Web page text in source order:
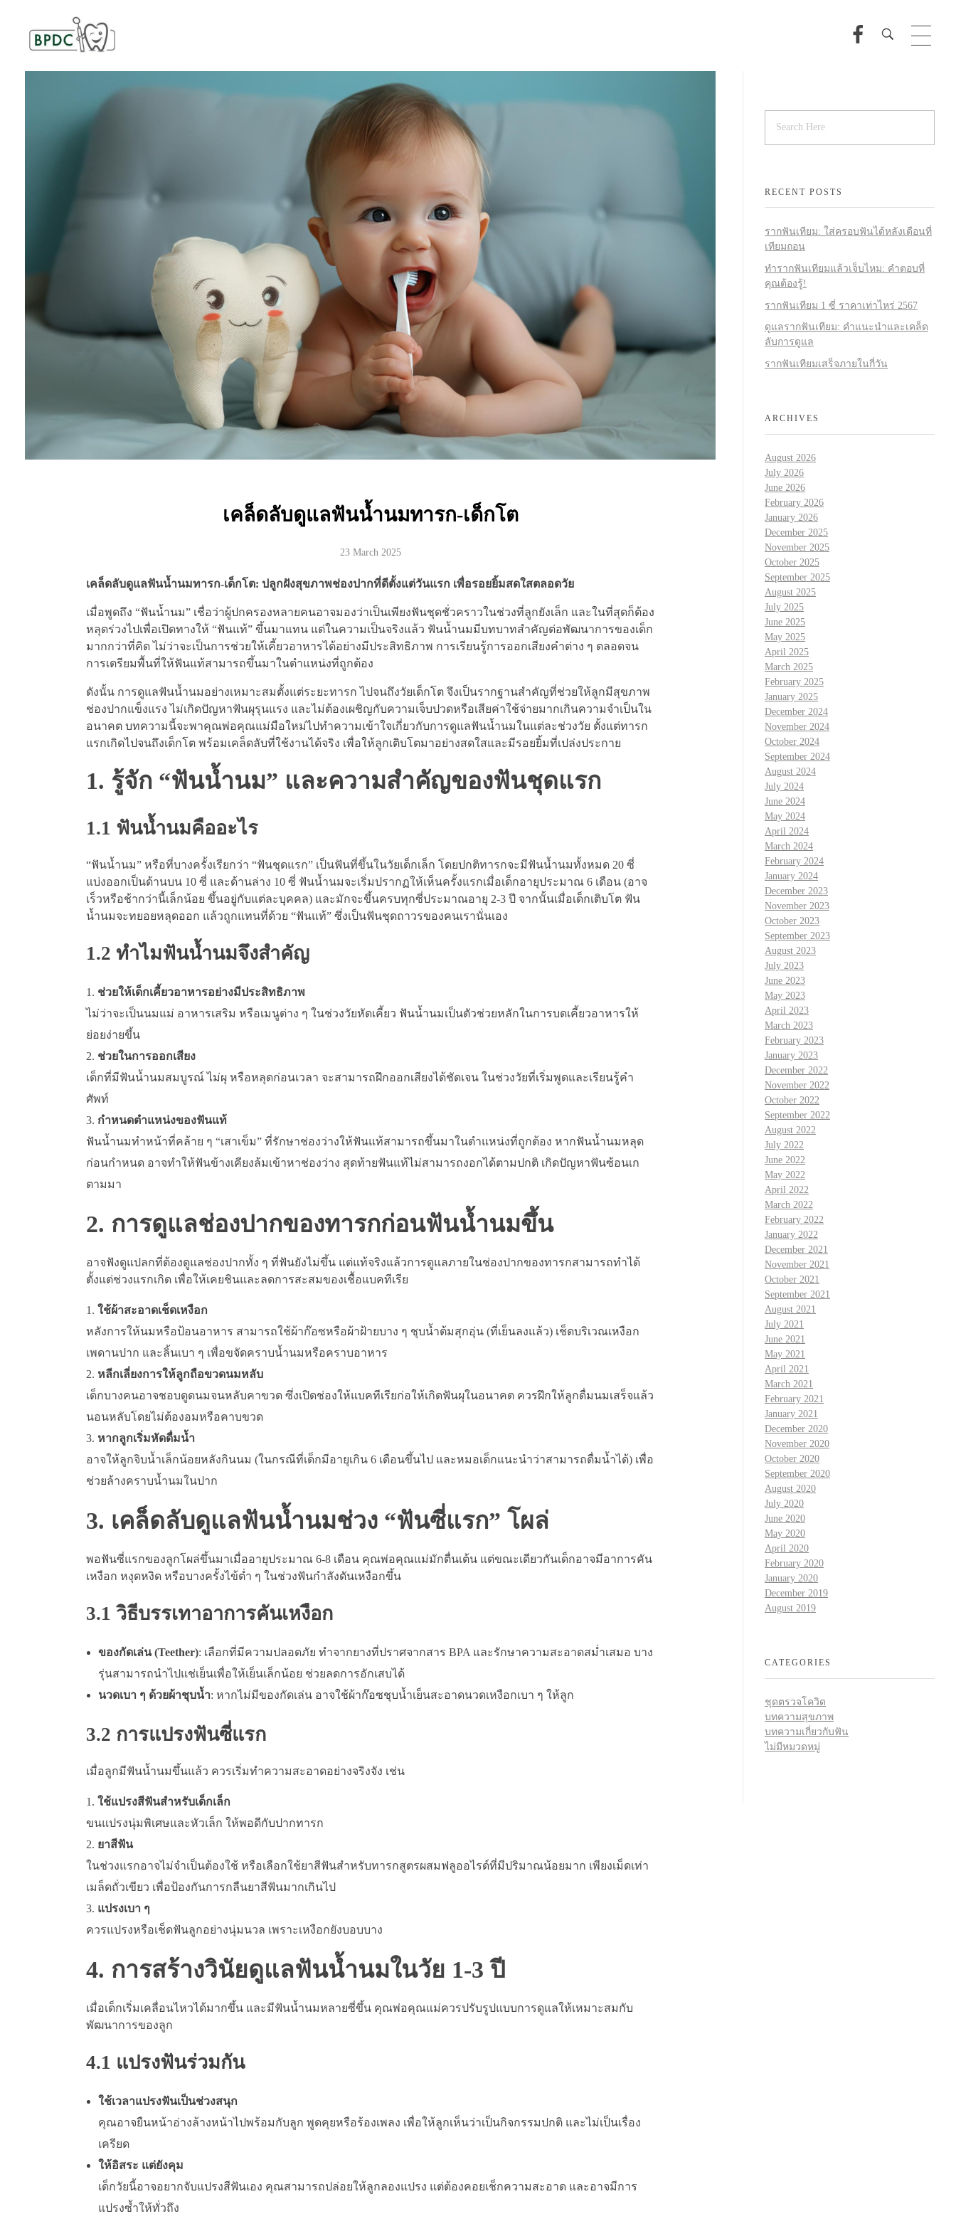
เคล็ดลับดูแลฟันน้ำนมทารก-เด็กโต
23 March 2025
เคล็ดลับดูแลฟันน้ำนมทารก-เด็กโต: ปลูกฝังสุขภาพช่องปากที่ดีตั้งแต่วันแรก เพื่อรอยยิ้มสดใสตลอดวัย
เมื่อพูดถึง “ฟันน้ำนม” เชื่อว่าผู้ปกครองหลายคนอาจมองว่าเป็นเพียงฟันชุดชั่วคราวในช่วงที่ลูกยังเล็ก และในที่สุดก็ต้อง
หลุดร่วงไปเพื่อเปิดทางให้ “ฟันแท้” ขึ้นมาแทน แต่ในความเป็นจริงแล้ว ฟันน้ำนมมีบทบาทสำคัญต่อพัฒนาการของเด็ก
มากกว่าที่คิด ไม่ว่าจะเป็นการช่วยให้เคี้ยวอาหารได้อย่างมีประสิทธิภาพ การเรียนรู้การออกเสียงคำต่าง ๆ ตลอดจน
การเตรียมพื้นที่ให้ฟันแท้สามารถขึ้นมาในตำแหน่งที่ถูกต้อง
ดังนั้น การดูแลฟันน้ำนมอย่างเหมาะสมตั้งแต่ระยะทารก ไปจนถึงวัยเด็กโต จึงเป็นรากฐานสำคัญที่ช่วยให้ลูกมีสุขภาพ
ช่องปากแข็งแรง ไม่เกิดปัญหาฟันผุรุนแรง และไม่ต้องเผชิญกับความเจ็บปวดหรือเสียค่าใช้จ่ายมากเกินความจำเป็นใน
อนาคต บทความนี้จะพาคุณพ่อคุณแม่มือใหม่ไปทำความเข้าใจเกี่ยวกับการดูแลฟันน้ำนมในแต่ละช่วงวัย ตั้งแต่ทารก
แรกเกิดไปจนถึงเด็กโต พร้อมเคล็ดลับที่ใช้งานได้จริง เพื่อให้ลูกเติบโตมาอย่างสดใสและมีรอยยิ้มที่เปล่งประกาย
1. รู้จัก “ฟันน้ำนม” และความสำคัญของฟันชุดแรก
1.1 ฟันน้ำนมคืออะไร
“ฟันน้ำนม” หรือที่บางครั้งเรียกว่า “ฟันชุดแรก” เป็นฟันที่ขึ้นในวัยเด็กเล็ก โดยปกติทารกจะมีฟันน้ำนมทั้งหมด 20 ซี่
แบ่งออกเป็นด้านบน 10 ซี่ และด้านล่าง 10 ซี่ ฟันน้ำนมจะเริ่มปรากฏให้เห็นครั้งแรกเมื่อเด็กอายุประมาณ 6 เดือน (อาจ
เร็วหรือช้ากว่านี้เล็กน้อย ขึ้นอยู่กับแต่ละบุคคล) และมักจะขึ้นครบทุกซี่ประมาณอายุ 2-3 ปี จากนั้นเมื่อเด็กเติบโต ฟัน
น้ำนมจะทยอยหลุดออก แล้วถูกแทนที่ด้วย “ฟันแท้” ซึ่งเป็นฟันชุดถาวรของคนเรานั่นเอง
1.2 ทำไมฟันน้ำนมจึงสำคัญ
ช่วยให้เด็กเคี้ยวอาหารอย่างมีประสิทธิภาพ
ไม่ว่าจะเป็นนมแม่ อาหารเสริม หรือเมนูต่าง ๆ ในช่วงวัยหัดเคี้ยว ฟันน้ำนมเป็นตัวช่วยหลักในการบดเคี้ยวอาหารให้
ย่อยง่ายขึ้น
ช่วยในการออกเสียง
เด็กที่มีฟันน้ำนมสมบูรณ์ ไม่ผุ หรือหลุดก่อนเวลา จะสามารถฝึกออกเสียงได้ชัดเจน ในช่วงวัยที่เริ่มพูดและเรียนรู้คำ
ศัพท์
กำหนดตำแหน่งของฟันแท้
ฟันน้ำนมทำหน้าที่คล้าย ๆ “เสาเข็ม” ที่รักษาช่องว่างให้ฟันแท้สามารถขึ้นมาในตำแหน่งที่ถูกต้อง หากฟันน้ำนมหลุด
ก่อนกำหนด อาจทำให้ฟันข้างเคียงล้มเข้าหาช่องว่าง สุดท้ายฟันแท้ไม่สามารถงอกได้ตามปกติ เกิดปัญหาฟันซ้อนเก
ตามมา
2. การดูแลช่องปากของทารกก่อนฟันน้ำนมขึ้น
อาจฟังดูแปลกที่ต้องดูแลช่องปากทั้ง ๆ ที่ฟันยังไม่ขึ้น แต่แท้จริงแล้วการดูแลภายในช่องปากของทารกสามารถทำได้
ตั้งแต่ช่วงแรกเกิด เพื่อให้เคยชินและลดการสะสมของเชื้อแบคทีเรีย
ใช้ผ้าสะอาดเช็ดเหงือก
หลังการให้นมหรือป้อนอาหาร สามารถใช้ผ้าก๊อซหรือผ้าฝ้ายบาง ๆ ชุบน้ำต้มสุกอุ่น (ที่เย็นลงแล้ว) เช็ดบริเวณเหงือก
เพดานปาก และลิ้นเบา ๆ เพื่อขจัดคราบน้ำนมหรือคราบอาหาร
หลีกเลี่ยงการให้ลูกถือขวดนมหลับ
เด็กบางคนอาจชอบดูดนมจนหลับคาขวด ซึ่งเปิดช่องให้แบคทีเรียก่อให้เกิดฟันผุในอนาคต ควรฝึกให้ลูกดื่มนมเสร็จแล้ว
นอนหลับโดยไม่ต้องอมหรือคาบขวด
หากลูกเริ่มหัดดื่มน้ำ
อาจให้ลูกจิบน้ำเล็กน้อยหลังกินนม (ในกรณีที่เด็กมีอายุเกิน 6 เดือนขึ้นไป และหมอเด็กแนะนำว่าสามารถดื่มน้ำได้) เพื่อ
ช่วยล้างคราบน้ำนมในปาก
3. เคล็ดลับดูแลฟันน้ำนมช่วง “ฟันซี่แรก” โผล่
พอฟันซี่แรกของลูกโผล่ขึ้นมาเมื่ออายุประมาณ 6-8 เดือน คุณพ่อคุณแม่มักตื่นเต้น แต่ขณะเดียวกันเด็กอาจมีอาการคัน
เหงือก หงุดหงิด หรือบางครั้งไข้ต่ำ ๆ ในช่วงฟันกำลังดันเหงือกขึ้น
3.1 วิธีบรรเทาอาการคันเหงือก
ของกัดเล่น (Teether): เลือกที่มีความปลอดภัย ทำจากยางที่ปราศจากสาร BPA และรักษาความสะอาดสม่ำเสมอ บาง
รุ่นสามารถนำไปแช่เย็นเพื่อให้เย็นเล็กน้อย ช่วยลดการอักเสบได้
นวดเบา ๆ ด้วยผ้าชุบน้ำ: หากไม่มีของกัดเล่น อาจใช้ผ้าก๊อซชุบน้ำเย็นสะอาดนวดเหงือกเบา ๆ ให้ลูก
3.2 การแปรงฟันซี่แรก
เมื่อลูกมีฟันน้ำนมขึ้นแล้ว ควรเริ่มทำความสะอาดอย่างจริงจัง เช่น
ใช้แปรงสีฟันสำหรับเด็กเล็ก
ขนแปรงนุ่มพิเศษและหัวเล็ก ให้พอดีกับปากทารก
ยาสีฟัน
ในช่วงแรกอาจไม่จำเป็นต้องใช้ หรือเลือกใช้ยาสีฟันสำหรับทารกสูตรผสมฟลูออไรด์ที่มีปริมาณน้อยมาก เพียงเม็ดเท่า
เมล็ดถั่วเขียว เพื่อป้องกันการกลืนยาสีฟันมากเกินไป
แปรงเบา ๆ
ควรแปรงหรือเช็ดฟันลูกอย่างนุ่มนวล เพราะเหงือกยังบอบบาง
4. การสร้างวินัยดูแลฟันน้ำนมในวัย 1-3 ปี
เมื่อเด็กเริ่มเคลื่อนไหวได้มากขึ้น และมีฟันน้ำนมหลายซี่ขึ้น คุณพ่อคุณแม่ควรปรับรูปแบบการดูแลให้เหมาะสมกับ
พัฒนาการของลูก
4.1 แปรงฟันร่วมกัน
ใช้เวลาแปรงฟันเป็นช่วงสนุก
คุณอาจยืนหน้าอ่างล้างหน้าไปพร้อมกับลูก พูดคุยหรือร้องเพลง เพื่อให้ลูกเห็นว่าเป็นกิจกรรมปกติ และไม่เป็นเรื่อง
เครียด
ให้อิสระ แต่ยังคุม
เด็กวัยนี้อาจอยากจับแปรงสีฟันเอง คุณสามารถปล่อยให้ลูกลองแปรง แต่ต้องคอยเช็กความสะอาด และอาจมีการ
แปรงซ้ำให้ทั่วถึง
RECENT POSTS
รากฟันเทียม: ใส่ครอบฟันได้หลังเดือนที่
เทียมถอน
ทำรากฟันเทียมแล้วเจ็บไหม: คำตอบที่
คุณต้องรู้!
รากฟันเทียม 1 ซี่ ราคาเท่าไหร่ 2567
ดูแลรากฟันเทียม: คำแนะนำและเคล็ด
ลับการดูแล
รากฟันเทียมเสร็จภายในกี่วัน
ARCHIVES
August 2026
July 2026
June 2026
February 2026
January 2026
December 2025
November 2025
October 2025
September 2025
August 2025
July 2025
June 2025
May 2025
April 2025
March 2025
February 2025
January 2025
December 2024
November 2024
October 2024
September 2024
August 2024
July 2024
June 2024
May 2024
April 2024
March 2024
February 2024
January 2024
December 2023
November 2023
October 2023
September 2023
August 2023
July 2023
June 2023
May 2023
April 2023
March 2023
February 2023
January 2023
December 2022
November 2022
October 2022
September 2022
August 2022
July 2022
June 2022
May 2022
April 2022
March 2022
February 2022
January 2022
December 2021
November 2021
October 2021
September 2021
August 2021
July 2021
June 2021
May 2021
April 2021
March 2021
February 2021
January 2021
December 2020
November 2020
October 2020
September 2020
August 2020
July 2020
June 2020
May 2020
April 2020
February 2020
January 2020
December 2019
August 2019
CATEGORIES
ชุดตรวจโควิด
บทความสุขภาพ
บทความเกี่ยวกับฟัน
ไม่มีหมวดหมู่